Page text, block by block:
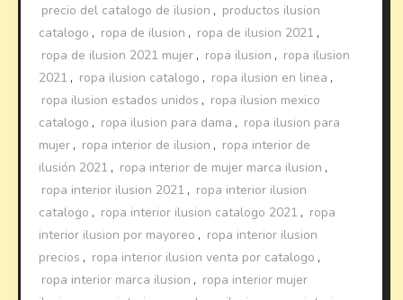
precio del catalogo de ilusion , productos ilusion
catalogo , ropa de ilusion , ropa de ilusion 2021 ,
ropa de ilusion 2021 mujer , ropa ilusion , ropa ilusion
2021 , ropa ilusion catalogo , ropa ilusion en linea ,
ropa ilusion estados unidos , ropa ilusion mexico
catalogo , ropa ilusion para dama , ropa ilusion para
mujer , ropa interior de ilusion , ropa interior de
ilusión 2021 , ropa interior de mujer marca ilusion ,
ropa interior ilusion 2021 , ropa interior ilusion
catalogo , ropa interior ilusion catalogo 2021 , ropa
interior ilusion por mayoreo , ropa interior ilusion
precios , ropa interior ilusion venta por catalogo ,
ropa interior marca ilusion , ropa interior mujer